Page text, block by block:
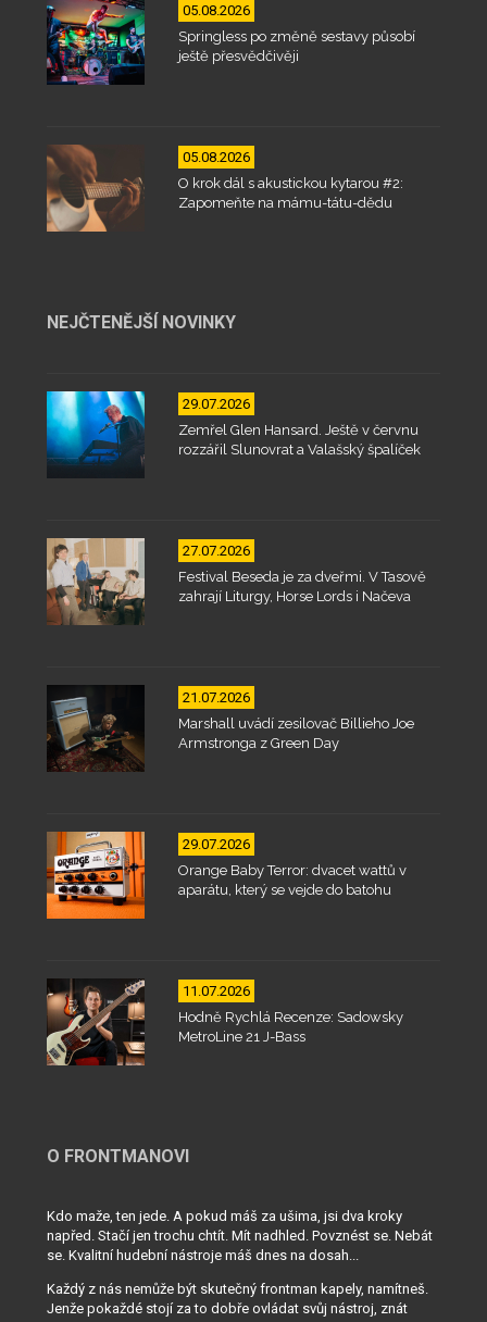
05.08.2026
Springless po změně sestavy působí
ještě přesvědčivěji
05.08.2026
O krok dál s akustickou kytarou #2:
Zapomeňte na mámu-tátu-dědu
NEJČTENĚJŠÍ NOVINKY
29.07.2026
Zemřel Glen Hansard. Ještě v červnu
rozzářil Slunovrat a Valašský špalíček
27.07.2026
Festival Beseda je za dveřmi. V Tasově
zahrají Liturgy, Horse Lords i Načeva
21.07.2026
Marshall uvádí zesilovač Billieho Joe
Armstronga z Green Day
29.07.2026
Orange Baby Terror: dvacet wattů v
aparátu, který se vejde do batohu
11.07.2026
Hodně Rychlá Recenze: Sadowsky
MetroLine 21 J-Bass
O FRONTMANOVI
Kdo maže, ten jede. A pokud máš za ušima, jsi dva kroky
napřed. Stačí jen trochu chtít. Mít nadhled. Povznést se. Nebát
se. Kvalitní hudební nástroje máš dnes na dosah...
Každý z nás nemůže být skutečný frontman kapely, namítneš.
Jenže pokaždé stojí za to dobře ovládat svůj nástroj, znát